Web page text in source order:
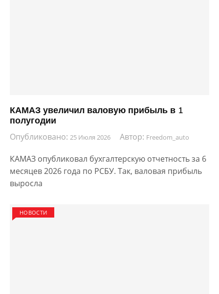
КАМАЗ увеличил валовую прибыль в 1
полугодии
Опубликовано: 25 Июля 2026 Автор: Freedom_auto
КАМАЗ опубликовал бухгалтерскую отчетность за 6
месяцев 2026 года по РСБУ. Так, валовая прибыль
выросла
НОВОСТИ